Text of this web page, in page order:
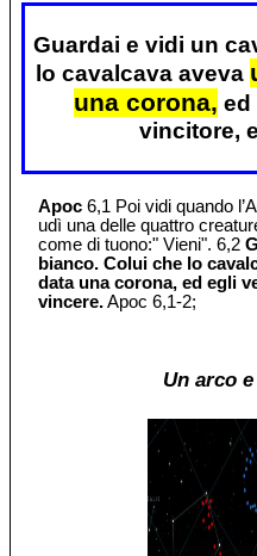
Guardai e vidi un
lo cavalcava aveva
una corona, ed
vincitore,
Apoc 6,1 Poi vidi quando
udì una delle quattro
come di tuono:" Vieni". 6,2
bianco. Colui che lo
data una corona, ed egli
vincere.Apoc 6,1-2;
Un arco